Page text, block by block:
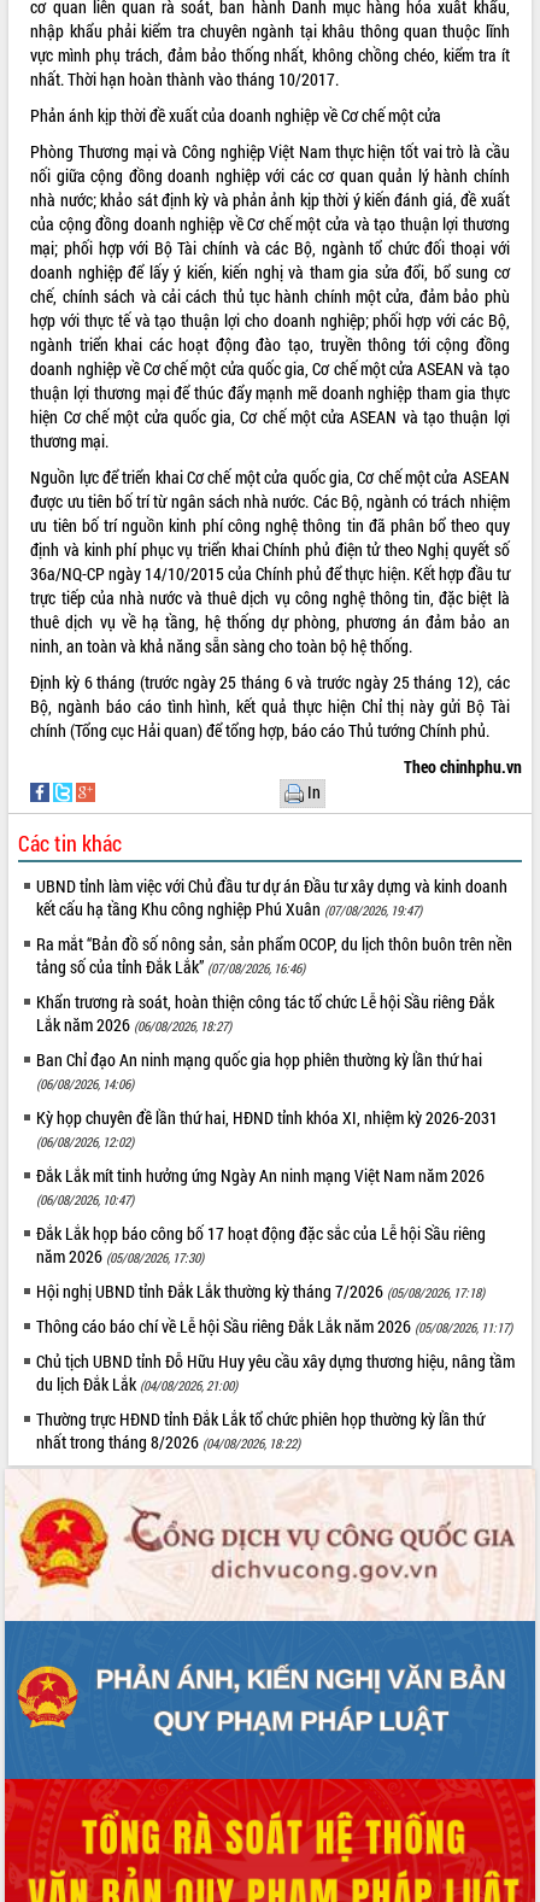
cơ quan liên quan rà soát, ban hành Danh mục hàng hóa xuất khẩu,
nhập khẩu phải kiểm tra chuyên ngành tại khâu thông quan thuộc lĩnh
vực mình phụ trách, đảm bảo thống nhất, không chồng chéo, kiểm tra ít
nhất. Thời hạn hoàn thành vào tháng 10/2017.
Phản ánh kịp thời đề xuất của doanh nghiệp về Cơ chế một cửa
Phòng Thương mại và Công nghiệp Việt Nam thực hiện tốt vai trò là cầu
nối giữa cộng đồng doanh nghiệp với các cơ quan quản lý hành chính
nhà nước; khảo sát định kỳ và phản ảnh kịp thời ý kiến đánh giá, đề xuất
của cộng đồng doanh nghiệp về Cơ chế một cửa và tạo thuận lợi thương
mại; phối hợp với Bộ Tài chính và các Bộ, ngành tổ chức đối thoại với
doanh nghiệp để lấy ý kiến, kiến nghị và tham gia sửa đổi, bổ sung cơ
chế, chính sách và cải cách thủ tục hành chính một cửa, đảm bảo phù
hợp với thực tế và tạo thuận lợi cho doanh nghiệp; phối hợp với các Bộ,
ngành triển khai các hoạt động đào tạo, truyền thông tới cộng đồng
doanh nghiệp về Cơ chế một cửa quốc gia, Cơ chế một cửa ASEAN và tạo
thuận lợi thương mại để thúc đẩy mạnh mẽ doanh nghiệp tham gia thực
hiện Cơ chế một cửa quốc gia, Cơ chế một cửa ASEAN và tạo thuận lợi
thương mại.
Nguồn lực để triển khai Cơ chế một cửa quốc gia, Cơ chế một cửa ASEAN
được ưu tiên bố trí từ ngân sách nhà nước. Các Bộ, ngành có trách nhiệm
ưu tiên bố trí nguồn kinh phí công nghệ thông tin đã phân bổ theo quy
định và kinh phí phục vụ triển khai Chính phủ điện tử theo Nghị quyết số
36a/NQ-CP ngày 14/10/2015 của Chính phủ để thực hiện. Kết hợp đầu tư
trực tiếp của nhà nước và thuê dịch vụ công nghệ thông tin, đặc biệt là
thuê dịch vụ về hạ tầng, hệ thống dự phòng, phương án đảm bảo an
ninh, an toàn và khả năng sẵn sàng cho toàn bộ hệ thống.
Định kỳ 6 tháng (trước ngày 25 tháng 6 và trước ngày 25 tháng 12), các
Bộ, ngành báo cáo tình hình, kết quả thực hiện Chỉ thị này gửi Bộ Tài
chính (Tổng cục Hải quan) để tổng hợp, báo cáo Thủ tướng Chính phủ.
Theo chinhphu.vn
In
Các tin khác
UBND tỉnh làm việc với Chủ đầu tư dự án Đầu tư xây dựng và kinh doanh
kết cấu hạ tầng Khu công nghiệp Phú Xuân (07/08/2026, 19:47)
Ra mắt “Bản đồ số nông sản, sản phẩm OCOP, du lịch thôn buôn trên nền
tảng số của tỉnh Đắk Lắk” (07/08/2026, 16:46)
Khẩn trương rà soát, hoàn thiện công tác tổ chức Lễ hội Sầu riêng Đắk
Lắk năm 2026 (06/08/2026, 18:27)
Ban Chỉ đạo An ninh mạng quốc gia họp phiên thường kỳ lần thứ hai
(06/08/2026, 14:06)
Kỳ họp chuyên đề lần thứ hai, HĐND tỉnh khóa XI, nhiệm kỳ 2026-2031
(06/08/2026, 12:02)
Đắk Lắk mít tinh hưởng ứng Ngày An ninh mạng Việt Nam năm 2026
(06/08/2026, 10:47)
Đắk Lắk họp báo công bố 17 hoạt động đặc sắc của Lễ hội Sầu riêng
năm 2026 (05/08/2026, 17:30)
Hội nghị UBND tỉnh Đắk Lắk thường kỳ tháng 7/2026 (05/08/2026, 17:18)
Thông cáo báo chí về Lễ hội Sầu riêng Đắk Lắk năm 2026 (05/08/2026, 11:17)
Chủ tịch UBND tỉnh Đỗ Hữu Huy yêu cầu xây dựng thương hiệu, nâng tầm
du lịch Đắk Lắk (04/08/2026, 21:00)
Thường trực HĐND tỉnh Đắk Lắk tổ chức phiên họp thường kỳ lần thứ
nhất trong tháng 8/2026 (04/08/2026, 18:22)